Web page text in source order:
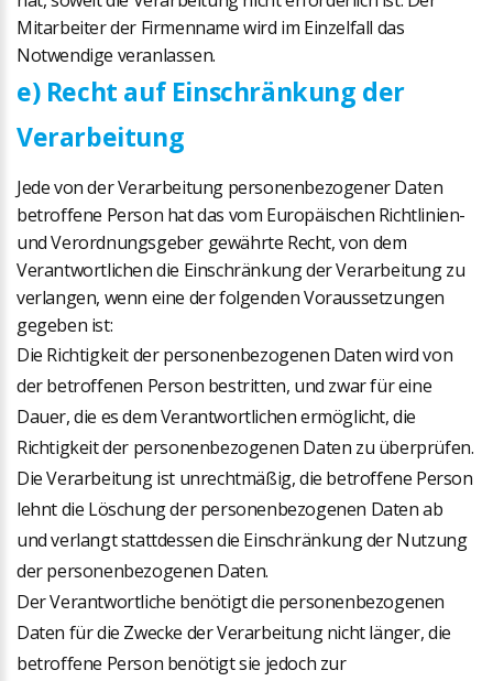
Mitarbeiter der Firmenname wird im Einzelfall das
Notwendige veranlassen.
e) Recht auf Einschränkung der
Verarbeitung
Jede von der Verarbeitung personenbezogener Daten
betroffene Person hat das vom Europäischen Richtlinien-
und Verordnungsgeber gewährte Recht, von dem
Verantwortlichen die Einschränkung der Verarbeitung zu
verlangen, wenn eine der folgenden Voraussetzungen
gegeben ist:
Die Richtigkeit der personenbezogenen Daten wird von
der betroffenen Person bestritten, und zwar für eine
Dauer, die es dem Verantwortlichen ermöglicht, die
Richtigkeit der personenbezogenen Daten zu überprüfen.
Die Verarbeitung ist unrechtmäßig, die betroffene Person
lehnt die Löschung der personenbezogenen Daten ab
und verlangt stattdessen die Einschränkung der Nutzung
der personenbezogenen Daten.
Der Verantwortliche benötigt die personenbezogenen
Daten für die Zwecke der Verarbeitung nicht länger, die
betroffene Person benötigt sie jedoch zur